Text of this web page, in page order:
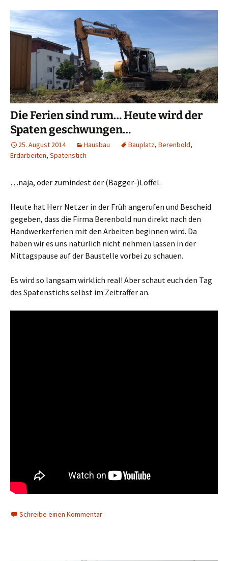
Die Ferien sind rum… Heute wird der
Spaten geschwungen…
25. August 2014 Hausbau Bauplatz, Berenbold,
Erdarbeiten, Spatenstich
…naja, oder zumindest der (Bagger-)Löffel.
Heute hat Herr Netzer in der Früh angerufen und Bescheid
gegeben, dass die Firma Berenbold nun direkt nach den
Handwerkerferien mit den Arbeiten beginnen wird. Da
haben wir es uns natürlich nicht nehmen lassen in der
Mittagspause auf der Baustelle vorbei zu schauen.
Es wird so langsam wirklich real! Aber schaut euch den Tag
des Spatenstichs selbst im Zeitraffer an.
Schreibe einen Kommentar